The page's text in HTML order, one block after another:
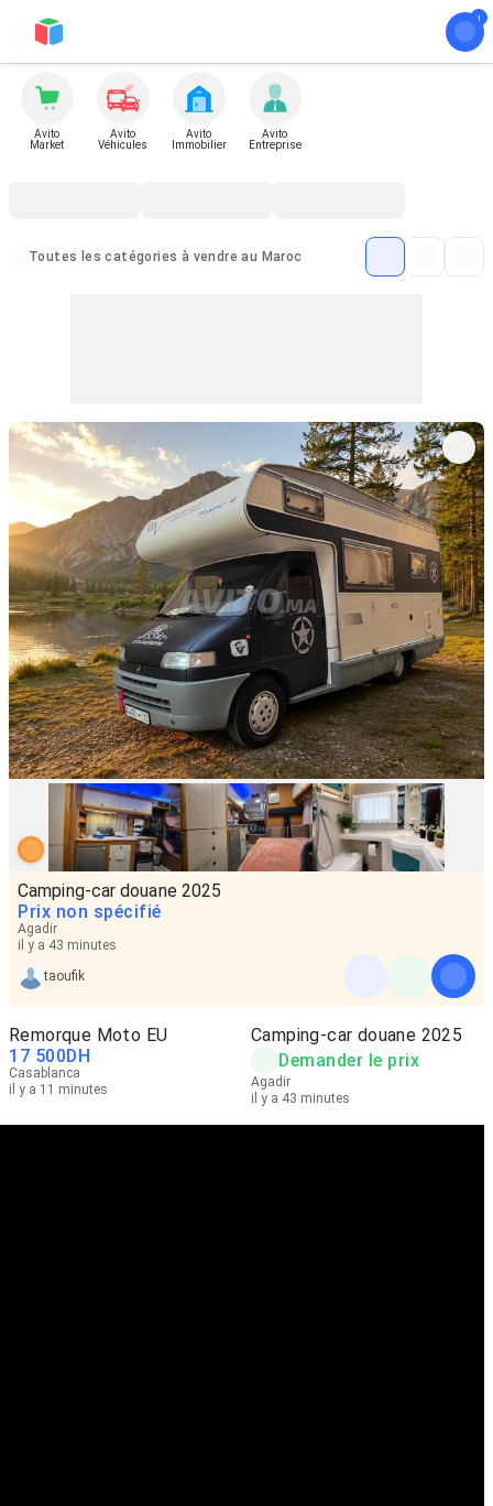
Avito
Market
Avito
Véhicules
Avito
Immobilier
Avito
Entreprise
Toutes les catégories à vendre au Maroc
Camping-car douane 2025
Prix non spécifié
Agadir
il y a 43 minutes
taoufik
Remorque Moto EU
17 500DH
Casablanca
il y a 11 minutes
Camping-car douane 2025
Demander le prix
Agadir
il y a 43 minutes